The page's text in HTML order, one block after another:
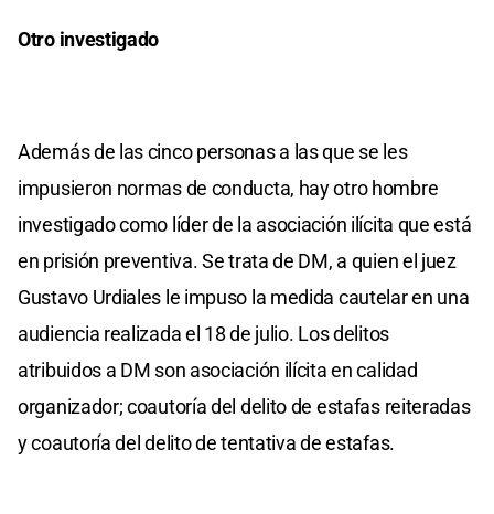
Otro investigado
Además de las cinco personas a las que se les
impusieron normas de conducta, hay otro hombre
investigado como líder de la asociación ilícita que está
en prisión preventiva. Se trata de DM, a quien el juez
Gustavo Urdiales le impuso la medida cautelar en una
audiencia realizada el 18 de julio. Los delitos
atribuidos a DM son asociación ilícita en calidad
organizador; coautoría del delito de estafas reiteradas
y coautoría del delito de tentativa de estafas.